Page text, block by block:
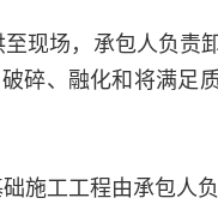
现场，承包人负责
碎、融化和将满足
施工工程由承包人负